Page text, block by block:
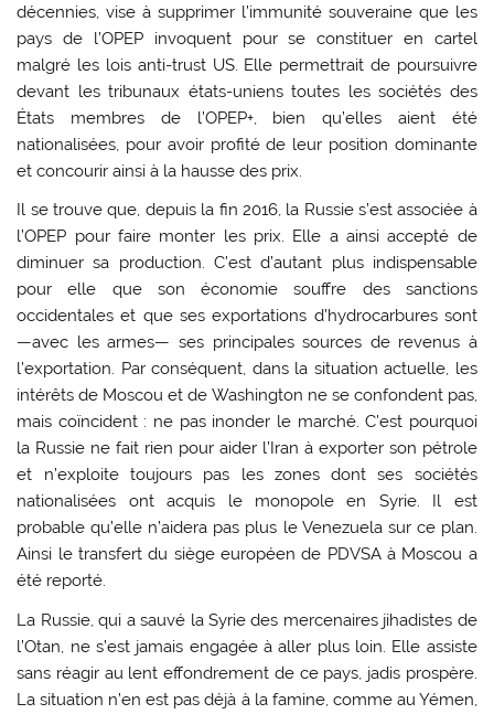
décennies, vise à supprimer l’immunité souveraine que les
pays de l’OPEP invoquent pour se constituer en cartel
malgré les lois anti-trust US. Elle permettrait de poursuivre
devant les tribunaux états-uniens toutes les sociétés des
États membres de l’OPEP+, bien qu’elles aient été
nationalisées, pour avoir profité de leur position dominante
et concourir ainsi à la hausse des prix.
Il se trouve que, depuis la fin 2016, la Russie s’est associée à
l’OPEP pour faire monter les prix. Elle a ainsi accepté de
diminuer sa production. C’est d’autant plus indispensable
pour elle que son économie souffre des sanctions
occidentales et que ses exportations d’hydrocarbures sont
—avec les armes— ses principales sources de revenus à
l’exportation. Par conséquent, dans la situation actuelle, les
intérêts de Moscou et de Washington ne se confondent pas,
mais coïncident : ne pas inonder le marché. C’est pourquoi
la Russie ne fait rien pour aider l’Iran à exporter son pétrole
et n’exploite toujours pas les zones dont ses sociétés
nationalisées ont acquis le monopole en Syrie. Il est
probable qu’elle n’aidera pas plus le Venezuela sur ce plan.
Ainsi le transfert du siège européen de PDVSA à Moscou a
été reporté.
La Russie, qui a sauvé la Syrie des mercenaires jihadistes de
l’Otan, ne s’est jamais engagée à aller plus loin. Elle assiste
sans réagir au lent effondrement de ce pays, jadis prospère.
La situation n’en est pas déjà à la famine, comme au Yémen,